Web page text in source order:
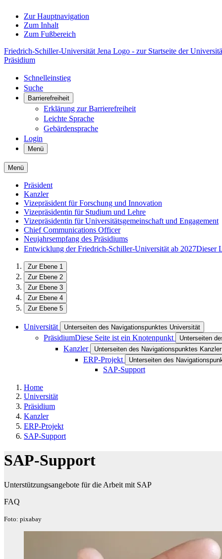
Zur Hauptnavigation
Zum Inhalt
Zum Fußbereich
Friedrich-Schiller-Universität Jena Logo - zur Startseite der
Präsidium
Schnelleinstieg
Suche
Barrierefreiheit
Erklärung zur Barrierefreiheit
Leichte Sprache
Gebärdensprache
Login
Menü
Menü
Präsident
Kanzler
Vizepräsident für Forschung und Innovation
Vizepräsidentin für Studium und Lehre
Vizepräsidentin für Universitätsgemeinschaft und Engagement
Chief Communications Officer
Neujahrsempfang des Präsidiums
Entwicklung der Friedrich-Schiller-Universität ab 2027Dieser
Zur Ebene 1
Zur Ebene 2
Zur Ebene 3
Zur Ebene 4
Zur Ebene 5
Universität Unterseiten des Navigationspunktes Universität
PräsidiumDiese Seite ist ein Knotenpunkt Unterseiten
Kanzler Unterseiten des Navigationspunktes Kanzler
ERP-Projekt Unterseiten des
SAP-Support
Home
Universität
Präsidium
Kanzler
ERP-Projekt
SAP-Support
SAP-Support
Unterstützungsangebote für die Arbeit mit SAP
FAQ
Foto: pixabay